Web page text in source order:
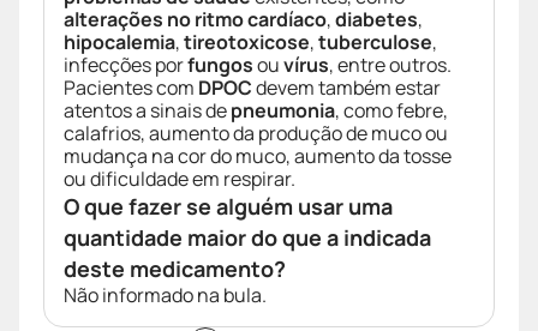
alterações no ritmo cardíaco,diabetes,
hipocalemia,tireotoxicose,tuberculose,
infecções porfungosouvírus, entre outros.
Pacientes com DPOCdevem também estar
atentos a sinais depneumonia, como febre,
calafrios, aumento da produção de muco ou
mudança na cor do muco, aumento da tosse
ou dificuldade em respirar.
O que fazer se alguém usar uma
quantidade maior do que a indicada
deste medicamento?
Não informado na bula.